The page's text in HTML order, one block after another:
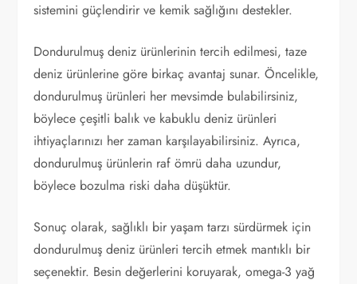
sistemini güçlendirir ve kemik sağlığını destekler.
Dondurulmuş deniz ürünlerinin tercih edilmesi, taze
deniz ürünlerine göre birkaç avantaj sunar. Öncelikle,
dondurulmuş ürünleri her mevsimde bulabilirsiniz,
böylece çeşitli balık ve kabuklu deniz ürünleri
ihtiyaçlarınızı her zaman karşılayabilirsiniz. Ayrıca,
dondurulmuş ürünlerin raf ömrü daha uzundur,
böylece bozulma riski daha düşüktür.
Sonuç olarak, sağlıklı bir yaşam tarzı sürdürmek için
dondurulmuş deniz ürünleri tercih etmek mantıklı bir
seçenektir. Besin değerlerini koruyarak, omega-3 yağ